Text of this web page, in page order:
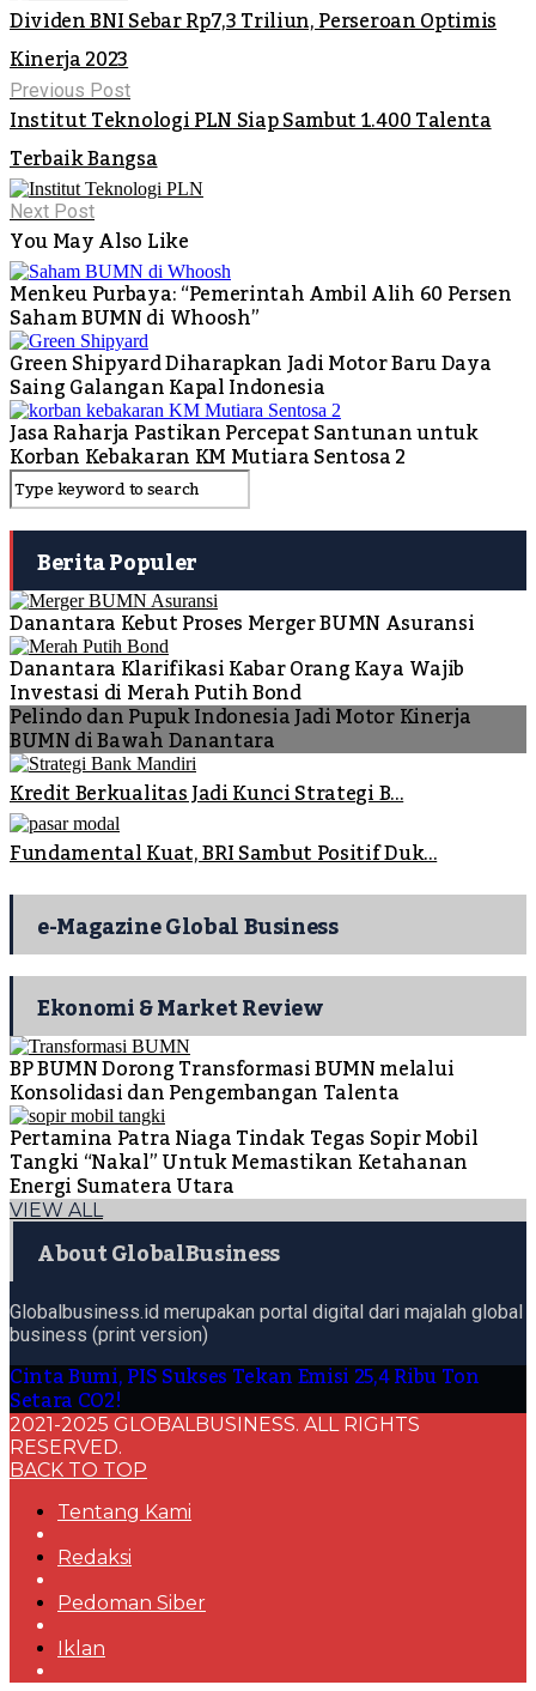
Dividen BNI Sebar Rp7,3 Triliun, Perseroan Optimis
Kinerja 2023
Previous Post
Institut Teknologi PLN Siap Sambut 1.400 Talenta
Terbaik Bangsa
Next Post
You May Also Like
Menkeu Purbaya: “Pemerintah Ambil Alih 60 Persen
Saham BUMN di Whoosh”
Green Shipyard Diharapkan Jadi Motor Baru Daya
Saing Galangan Kapal Indonesia
Jasa Raharja Pastikan Percepat Santunan untuk
Korban Kebakaran KM Mutiara Sentosa 2
Berita Populer
Danantara Kebut Proses Merger BUMN Asuransi
Danantara Klarifikasi Kabar Orang Kaya Wajib
Investasi di Merah Putih Bond
Pelindo dan Pupuk Indonesia Jadi Motor Kinerja
BUMN di Bawah Danantara
Kredit Berkualitas Jadi Kunci Strategi B...
Fundamental Kuat, BRI Sambut Positif Duk...
e-Magazine Global Business
Ekonomi & Market Review
BP BUMN Dorong Transformasi BUMN melalui
Konsolidasi dan Pengembangan Talenta
Pertamina Patra Niaga Tindak Tegas Sopir Mobil
Tangki “Nakal” Untuk Memastikan Ketahanan
Energi Sumatera Utara
VIEW ALL
About GlobalBusiness
Globalbusiness.id merupakan portal digital dari majalah global
business (print version)
Cinta Bumi, PIS Sukses Tekan Emisi 25,4 Ribu Ton
Setara CO2!
2021-2025 GLOBALBUSINESS. ALL RIGHTS
RESERVED.
BACK TO TOP
Tentang Kami
Redaksi
Pedoman Siber
Iklan